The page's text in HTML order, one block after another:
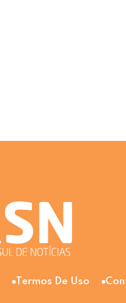
Termos De Uso